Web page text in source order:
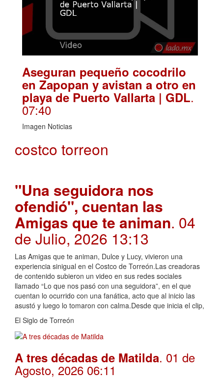
Aseguran pequeño cocodrilo
en Zapopan y avistan a otro en
playa de Puerto Vallarta | GDL.
07:40
Imagen Noticias
costco torreon
"Una seguidora nos
ofendió", cuentan las
Amigas que te animan. 04
de Julio, 2026 13:13
Las Amigas que te animan, Dulce y Lucy, vivieron una
experiencia sinigual en el Costco de Torreón.Las creadoras
de contenido subieron un video en sus redes sociales
llamado “Lo que nos pasó con una seguidora”, en el que
cuentan lo ocurrido con una fanática, acto que al inicio las
asustó y luego lo tomaron con calma.Desde que inicia el clip,
El Siglo de Torreón
A tres décadas de Matilda. 01 de
Agosto, 2026 06:11